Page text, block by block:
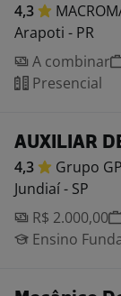
4,3
Arapoti - PR
A combinar
Presencial
AUXILIAR
4,3 Grupo
Jundiaí - SP
R$ 2.000,00
Ensino